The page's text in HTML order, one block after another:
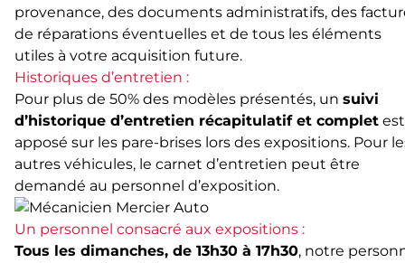
provenance, des documents administratifs, des
de réparations éventuelles et de tous les éléments
utiles à votre acquisition future.
Historiques d’entretien :
Pour plus de 50% des modèles présentés, un suivi
d’historique d’entretien récapitulatif et complet est
apposé sur les pare-brises lors des expositions. Pour
autres véhicules, le carnet d’entretien peut être
demandé au personnel d’exposition.
Un personnel consacré aux expositions :
Tous les dimanches, de 13h30 à 17h30, notre